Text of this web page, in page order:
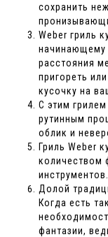
сохранить
Weber гриль
начинающему
расстояния
пригореть
кусочку на
С этим
рутинным
облик и
Гриль Weber
количеством
инструментов.
Долой
Когда есть
фантазии,